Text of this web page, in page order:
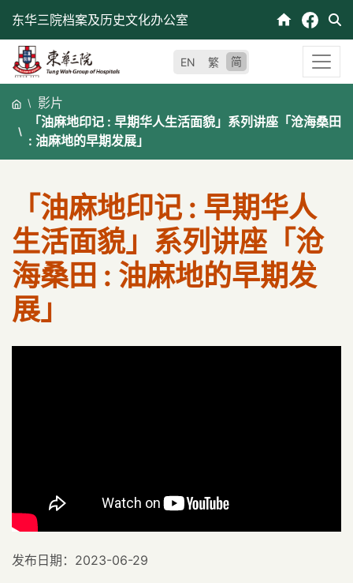
东华三院档案及历史文化办公室
EN 繁 简
影片
「油麻地印记 : 早期华人生活面貌」系列讲座「沧海桑田
: 油麻地的早期发展」
「油麻地印记 : 早期华人
生活面貌」系列讲座「沧
海桑田 : 油麻地的早期发
展」
发布日期：2023-06-29